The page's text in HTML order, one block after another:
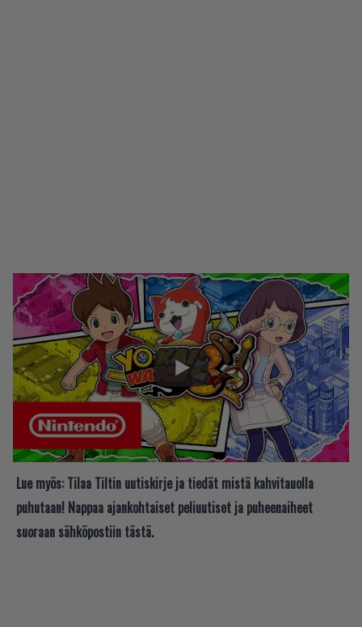
Lue myös: Tilaa Tiltin uutiskirje ja tiedät mistä kahvitauolla
puhutaan! Nappaa ajankohtaiset peliuutiset ja puheenaiheet
suoraan sähköpostiin tästä.